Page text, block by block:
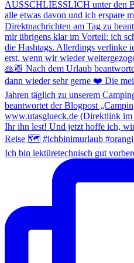
Ich bin lektüretechnisch gut